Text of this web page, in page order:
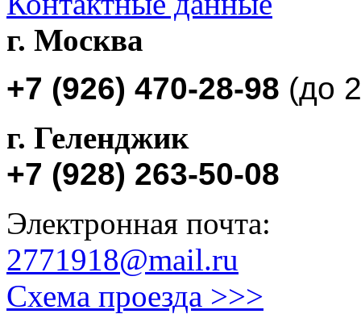
г. Москва
+7 (926) 470-28-98 (до
г. Геленджик
+7 (928) 263-50-08
Электронная почта:
2771918@mail.ru
Схема проезда >>>